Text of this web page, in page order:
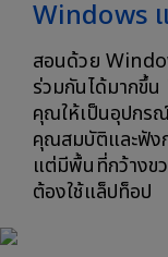
Windows
สอนด้วย
ร่วมกันได้มากขึ้
คุณให้เป็นอุปก
คุณสมบัติและฟัง
แต่มีพื้นที่กว้างข
ต้องใช้แล็ปท็อป